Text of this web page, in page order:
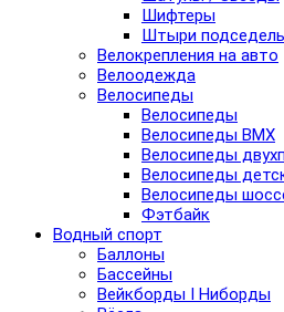
Шифтеры
Штыри
Велокрепления на авто
Велоодежда
Велосипеды
Велосипеды
Велосипеды BMX
Велосипеды
Велосипеды
Велосипеды
Фэтбайк
Водный спорт
Баллоны
Бассейны
Вейкборды I Ниборды